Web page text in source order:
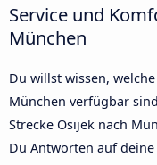
Service und
München
Du willst wissen,
München verfügbar
Strecke Osijek nach
Du Antworten auf deine